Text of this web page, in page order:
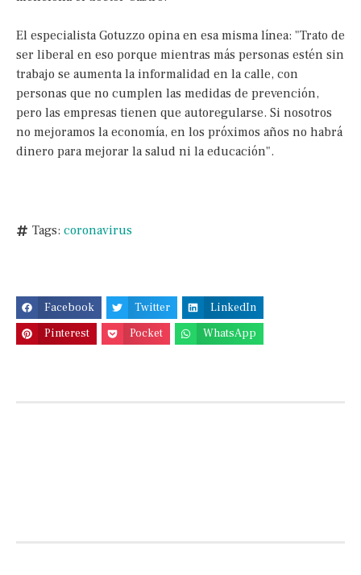
El especialista Gotuzzo opina en esa misma línea: "Trato de
ser liberal en eso porque mientras más personas estén sin
trabajo se aumenta la informalidad en la calle, con
personas que no cumplen las medidas de prevención,
pero las empresas tienen que autoregularse. Si nosotros
no mejoramos la economía, en los próximos años no habrá
dinero para mejorar la salud ni la educación".
Tags: coronavirus
Facebook Twitter
LinkedIn
Pinterest
Pocket WhatsApp